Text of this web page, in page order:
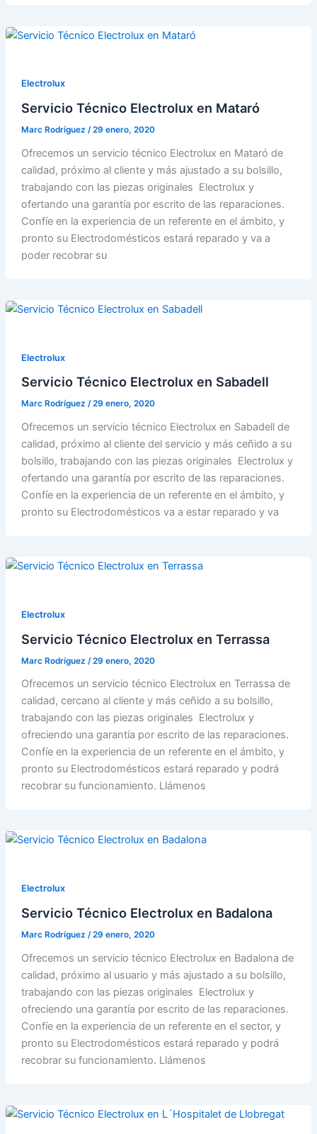
Electrolux
Servicio Técnico Electrolux en Mataró
Marc Rodríguez /29 enero, 2020
Ofrecemos un servicio técnico Electrolux en Mataró de
calidad, próximo al cliente y más ajustado a su bolsillo,
trabajando con las piezas originales Electrolux y
ofertando una garantía por escrito de las reparaciones.
Confíe en la experiencia de un referente en el ámbito, y
pronto su Electrodomésticos estará reparado y va a
poder recobrar su
Electrolux
Servicio Técnico Electrolux en Sabadell
Marc Rodríguez /29 enero, 2020
Ofrecemos un servicio técnico Electrolux en Sabadell de
calidad, próximo al cliente del servicio y más ceñido a su
bolsillo, trabajando con las piezas originales Electrolux y
ofertando una garantía por escrito de las reparaciones.
Confíe en la experiencia de un referente en el ámbito, y
pronto su Electrodomésticos va a estar reparado y va
Electrolux
Servicio Técnico Electrolux en Terrassa
Marc Rodríguez /29 enero, 2020
Ofrecemos un servicio técnico Electrolux en Terrassa de
calidad, cercano al cliente y más ceñido a su bolsillo,
trabajando con las piezas originales Electrolux y
ofreciendo una garantía por escrito de las reparaciones.
Confíe en la experiencia de un referente en el ámbito, y
pronto su Electrodomésticos estará reparado y podrá
recobrar su funcionamiento. Llámenos
Electrolux
Servicio Técnico Electrolux en Badalona
Marc Rodríguez /29 enero, 2020
Ofrecemos un servicio técnico Electrolux en Badalona de
calidad, próximo al usuario y más ajustado a su bolsillo,
trabajando con las piezas originales Electrolux y
ofreciendo una garantía por escrito de las reparaciones.
Confíe en la experiencia de un referente en el sector, y
pronto su Electrodomésticos estará reparado y podrá
recobrar su funcionamiento. Llámenos